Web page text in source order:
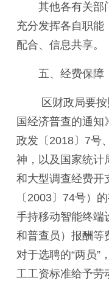
其他各有关部
充分发挥各自职能
配合、信息共享。
五、经费保障
区财政局要
国经济普查的通
政发〔2018〕7号
神，以及国家统计
和大型调查经费开
〔2003〕74号）
手持移动智能终端
和普查员）报酬等
对于选聘的“两员”
工工资标准给予劳